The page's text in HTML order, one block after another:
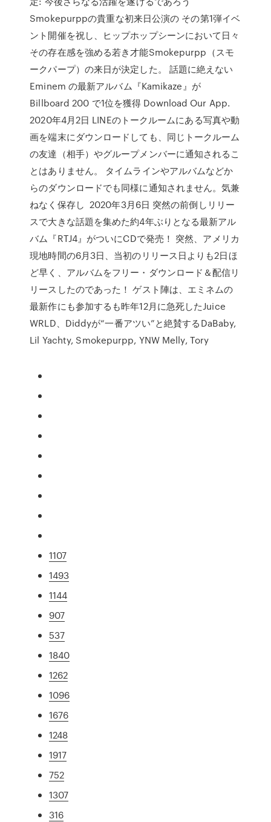
Smokepurppの貴重な初来日公演の その第1弾イベ
ント開催を祝し、ヒップホップシーンにおいて日々
その存在感を強める若き才能Smokepurpp（スモ
ークパープ）の来日が決定した。 話題に絶えない
Eminem の最新アルバム『Kamikaze』が
Billboard 200 で1位を獲得 Download Our App.
2020年4月2日 LINEのトークルームにある写真や動
画を端末にダウンロードしても、同じトークルーム
の友達（相手）やグループメンバーに通知されるこ
とはありません。 タイムラインやアルバムなどか
らのダウンロードでも同様に通知されません。気兼
ねなく保存し 2020年3月6日 突然の前倒しリリー
スで大きな話題を集めた約4年ぶりとなる最新アル
バム『RTJ4』がついにCDで発売！ 突然、アメリカ
現地時間の6月3日、当初のリリース日よりも2日ほ
ど早く、アルバムをフリー・ダウンロード＆配信リ
リースしたのであった！ ゲスト陣は、エミネムの
最新作にも参加するも昨年12月に急死したJuice
WRLD、Diddyが“一番アツい”と絶賛するDaBaby,
Lil Yachty, Smokepurpp, YNW Melly, Tory
1107
1493
1144
907
537
1840
1262
1096
1676
1248
1917
752
1307
316